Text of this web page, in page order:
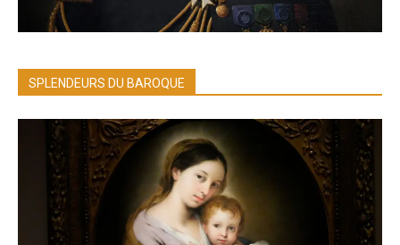
SPLENDEURS DU BAROQUE